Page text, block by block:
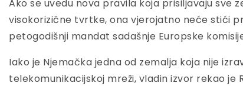
Ako se uvedu nova pravila koja prisiljavaju sve
visokorizične tvrtke, ona vjerojatno neće stići
petogodišnji mandat sadašnje Europske
Iako je Njemačka jedna od zemalja koja nije
telekomunikacijskoj mreži, vladin izvor rekao